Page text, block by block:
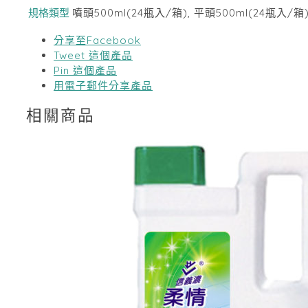
規格類型 噴頭500ml(24瓶入/箱), 平頭500ml(24瓶入/箱
分享至Facebook
Tweet 這個產品
Pin 這個產品
用電子郵件分享產品
相關商品